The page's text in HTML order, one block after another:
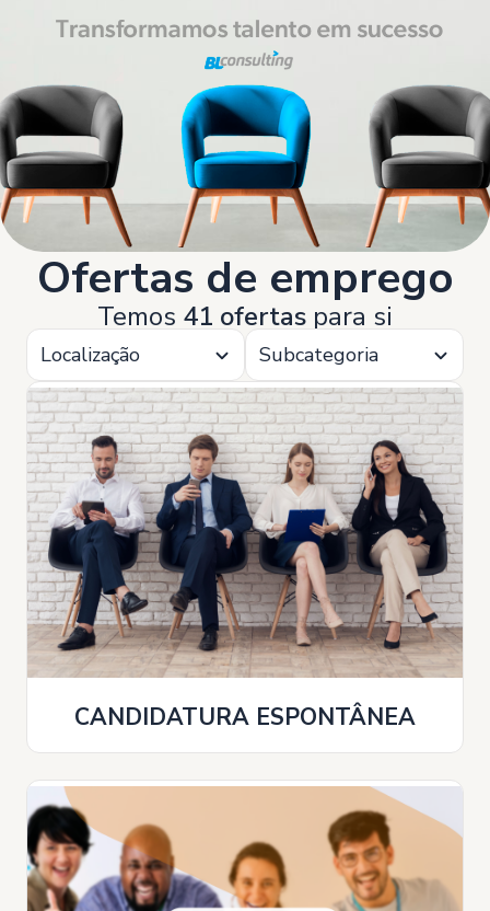
Ofertas de emprego
Temos 41 ofertas para si
Localização Subcategoria
CANDIDATURA ESPONTÂNEA